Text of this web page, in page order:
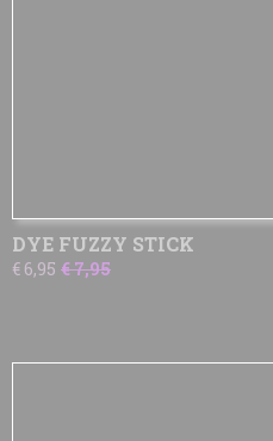
DYE FUZZY STICK
€ 6,95 € 7,95